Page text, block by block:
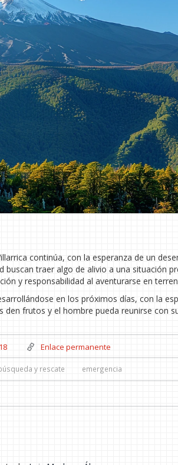
continúa, con la esperanza de un
traer algo de alivio a una situación
y responsabilidad al aventurarse en
en los próximos días, con la
frutos y el hombre pueda reunirse con
18 Enlace permanente
y rescate emergencia